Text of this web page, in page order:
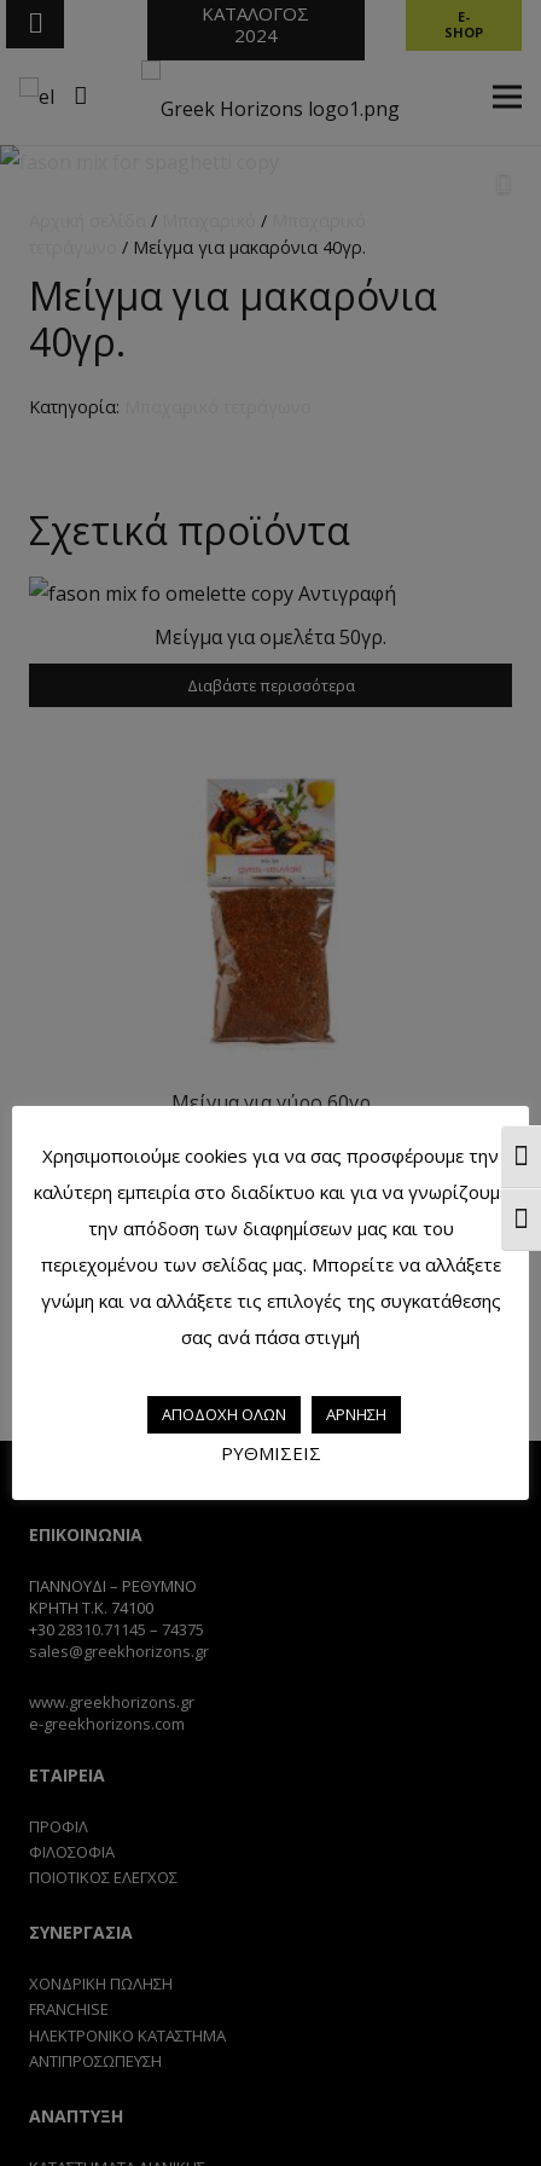
ΚΑΤΑΛΟΓΟΣ
2024
E-
SHOP
/ /
/ Μείγμα για μακαρόνια 40γρ.
Μείγμα για μακαρόνια
40γρ.
Κατηγορία:
Σχετικά προϊόντα
Μείγμα για ομελέτα 50γρ.
Διαβάστε περισσότερα
Μείγμα για γύρο 60γρ
Διαβάστε περισσότερα
Μείγμα για πατάτα πάπρικα 50γρ.
Διαβάστε περισσότερα
ΕΠΙΚΟΙΝΩΝΙΑ
ΓΙΑΝΝΟΥΔΙ – ΡΕΘΥΜΝΟ
ΚΡΗΤΗ Τ.Κ. 74100
+30 28310.71145 – 74375
sales@greekhorizons.gr
www.greekhorizons.gr
e-greekhorizons.com
ΕΤΑΙΡΕΙΑ
ΠΡΟΦΙΛ
ΦΙΛΟΣΟΦΙΑ
ΠΟΙΟΤΙΚΟΣ ΕΛΕΓΧΟΣ
ΣΥΝΕΡΓΑΣΙΑ
ΧΟΝΔΡΙΚΗ ΠΩΛΗΣΗ
FRANCHISE
ΗΛΕΚΤΡΟΝΙΚΟ ΚΑΤΑΣΤΗΜΑ
ΑΝΤΙΠΡΟΣΩΠΕΥΣΗ
ΑΝΑΠΤΥΞΗ
Χρησιμοποιούμε cookies για να σας προσφέρουμε την
καλύτερη εμπειρία στο διαδίκτυο και για να γνωρίζουμε
την απόδοση των διαφημίσεων μας και του
περιεχομένου των σελίδας μας. Μπορείτε να αλλάξετε
γνώμη και να αλλάξετε τις επιλογές της συγκατάθεσης
σας ανά πάσα στιγμή
ΑΠΟΔΟΧΗ ΟΛΩΝ ΑΡΝΗΣΗ
ΡΥΘΜΙΣΕΙΣ